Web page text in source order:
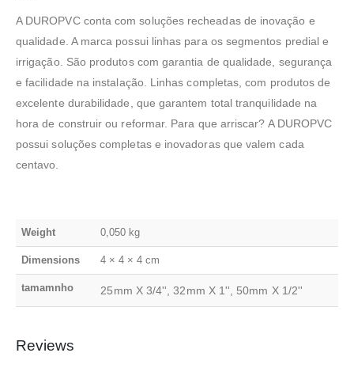
A DUROPVC conta com soluções recheadas de inovação e
qualidade. A marca possui linhas para os segmentos predial e
irrigação. São produtos com garantia de qualidade, segurança
e facilidade na instalação. Linhas completas, com produtos de
excelente durabilidade, que garantem total tranquilidade na
hora de construir ou reformar. Para que arriscar? A DUROPVC
possui soluções completas e inovadoras que valem cada
centavo.
Weight 0,050 kg
Dimensions 4 × 4 × 4 cm
tamamnho 25mm X 3/4'', 32mm X 1'', 50mm X 1/2''
Reviews